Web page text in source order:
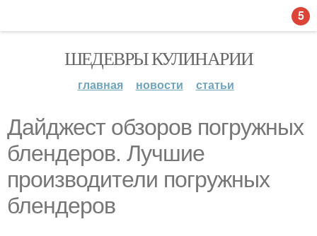
ШЕДЕВРЫ КУЛИНАРИИ
главная новости статьи
Дайджест обзоров погружных
блендеров. Лучшие
производители погружных
блендеров
5